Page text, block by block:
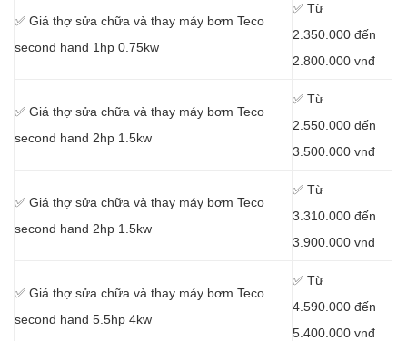
✅ Giá thợ sửa chữa và thay máy bơm Teco
second hand 1hp 0.75kw
✅ Từ
2.350.000 đến
2.800.000 vnđ
✅ Giá thợ sửa chữa và thay máy bơm Teco
second hand 2hp 1.5kw
✅ Từ
2.550.000 đến
3.500.000 vnđ
✅ Giá thợ sửa chữa và thay máy bơm Teco
second hand 2hp 1.5kw
✅ Từ
3.310.000 đến
3.900.000 vnđ
✅ Giá thợ sửa chữa và thay máy bơm Teco
second hand 5.5hp 4kw
✅ Từ
4.590.000 đến
5.400.000 vnđ